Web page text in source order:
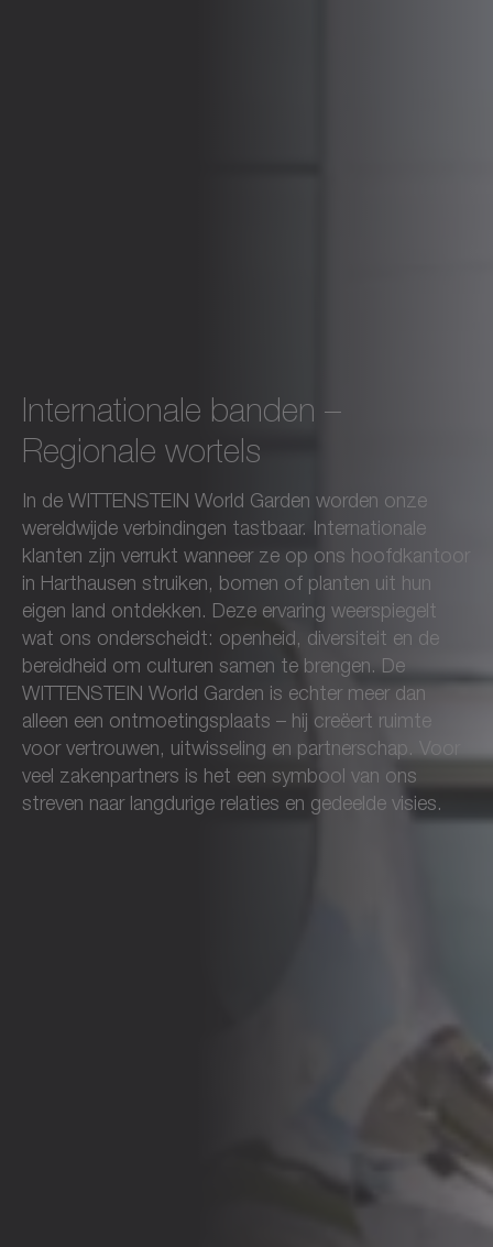
Internationale banden –
Regionale wortels
In de WITTENSTEIN World Garden worden onze
wereldwijde verbindingen tastbaar. Internationale
klanten zijn verrukt wanneer ze op ons hoofdkantoor
in Harthausen struiken, bomen of planten uit hun
eigen land ontdekken. Deze ervaring weerspiegelt
wat ons onderscheidt: openheid, diversiteit en de
bereidheid om culturen samen te brengen. De
WITTENSTEIN World Garden is echter meer dan
alleen een ontmoetingsplaats – hij creëert ruimte
voor vertrouwen, uitwisseling en partnerschap. Voor
veel zakenpartners is het een symbool van ons
streven naar langdurige relaties en gedeelde visies.